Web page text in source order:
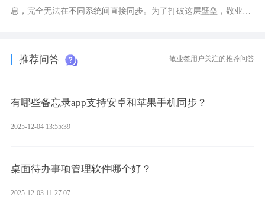
息，完全无法在不同系统间直接同步。为了打破这层壁垒，敬业签
推荐问答 敬业签用户关注的推荐问答
有哪些备忘录app支持安卓和苹果手机同步？
2025-12-04 13:55:39
桌面待办事项管理软件哪个好？
2025-12-03 11:27:07